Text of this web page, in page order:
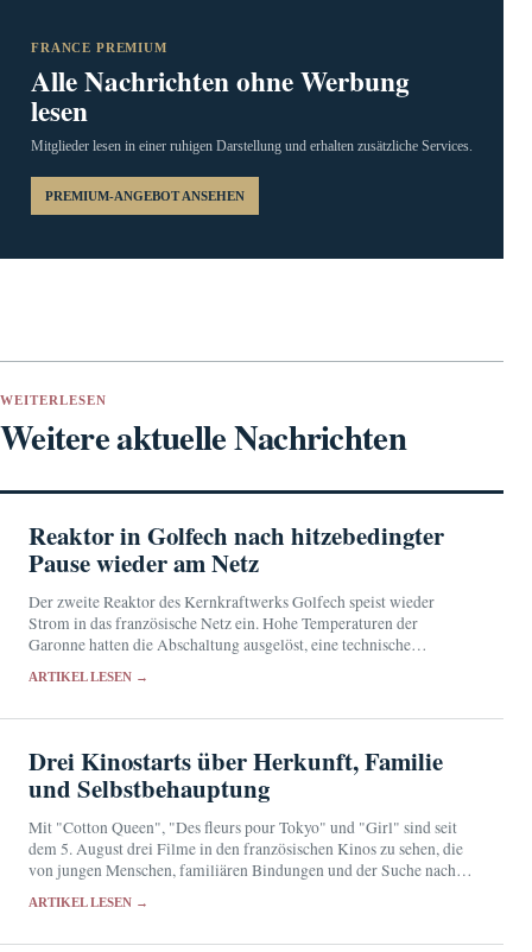
FRANCE PREMIUM
Alle Nachrichten ohne Werbung
lesen
Mitglieder lesen in einer ruhigen Darstellung und erhalten zusätzliche Services.
PREMIUM-ANGEBOT ANSEHEN
WEITERLESEN
Weitere aktuelle Nachrichten
Reaktor in Golfech nach hitzebedingter
Pause wieder am Netz
Der zweite Reaktor des Kernkraftwerks Golfech speist wieder
Strom in das französische Netz ein. Hohe Temperaturen der
Garonne hatten die Abschaltung ausgelöst, eine technische
ARTIKEL LESEN →
Drei Kinostarts über Herkunft, Familie
und Selbstbehauptung
Mit "Cotton Queen", "Des fleurs pour Tokyo" und "Girl" sind seit
dem 5. August drei Filme in den französischen Kinos zu sehen, die
von jungen Menschen, familiären Bindungen und der Suche nach
ARTIKEL LESEN →